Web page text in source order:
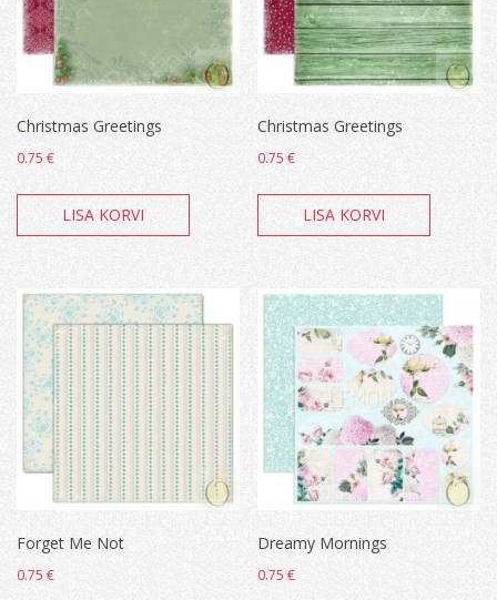
Christmas Greetings
0.75 €
LISA KORVI
Christmas Greetings
0.75€
LISA KORVI
Forget Me Not
0.75 €
Dreamy Mornings
0.75€